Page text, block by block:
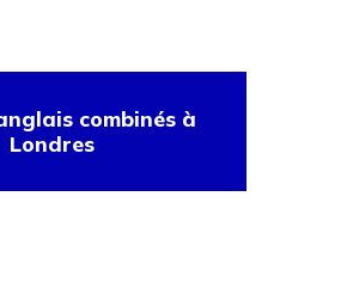
combinés à
Londres